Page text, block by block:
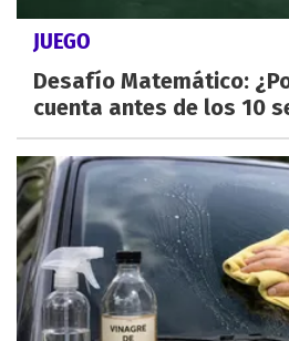
JUEGO
Desafío Matemático:
cuenta antes de los 10